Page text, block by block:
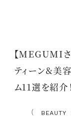
【MEGUMI
ティーン&美
ム11選を紹介！
BEAUTY